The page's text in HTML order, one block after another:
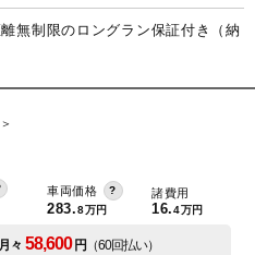
無制限のロングラン保証付き（納
車両価格
283.8万円
諸費用
16.4万円
月々 58,600円 （60回払い）